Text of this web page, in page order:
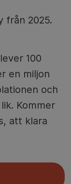
från 2025.
100
en miljon
och
Kommer
att klara